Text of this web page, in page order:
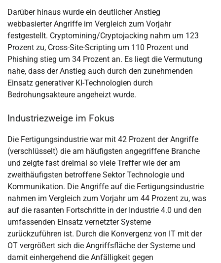
Darüber hinaus wurde ein deutlicher Anstieg
webbasierter Angriffe im Vergleich zum Vorjahr
festgestellt. Cryptomining/Cryptojacking nahm um 123
Prozent zu, Cross-Site-Scripting um 110 Prozent und
Phishing stieg um 34 Prozent an. Es liegt die Vermutung
nahe, dass der Anstieg auch durch den zunehmenden
Einsatz generativer KI-Technologien durch
Bedrohungsakteure angeheizt wurde.
Industriezweige im Fokus
Die Fertigungsindustrie war mit 42 Prozent der Angriffe
(verschlüsselt) die am häufigsten angegriffene Branche
und zeigte fast dreimal so viele Treffer wie der am
zweithäufigsten betroffene Sektor Technologie und
Kommunikation. Die Angriffe auf die Fertigungsindustrie
nahmen im Vergleich zum Vorjahr um 44 Prozent zu, was
auf die rasanten Fortschritte in der Industrie 4.0 und den
umfassenden Einsatz vernetzter Systeme
zurückzuführen ist. Durch die Konvergenz von IT mit der
OT vergrößert sich die Angriffsfläche der Systeme und
damit einhergehend die Anfälligkeit gegen